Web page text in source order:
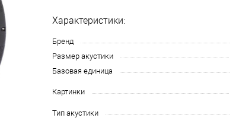
Характеристики:
Бренд
Размер акустики
Базовая единица
Картинки
Тип акустики